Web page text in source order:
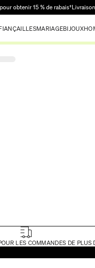
obtenir 15 % de rabais†
MARIAGEBIJOUX
LES COMMANDES DE PLUS